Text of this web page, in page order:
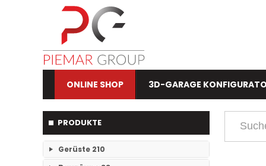
ONLINE SHOP 3D-GARAGE
PRODUKTE
Gerüste 210